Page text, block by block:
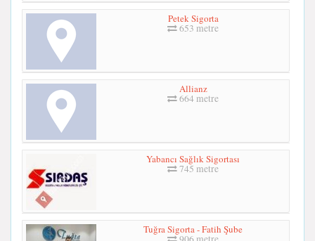
Petek Sigorta
653 metre
Allianz
664 metre
Yabancı Sağlık Sigortası
745 metre
Tuğra Sigorta - Fatih Şube